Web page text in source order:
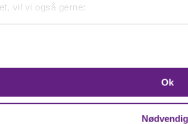
vil vi også gerne:
til at forbedre brugeroplevelsen på
brug af vores hjemmeside med vores
Ok